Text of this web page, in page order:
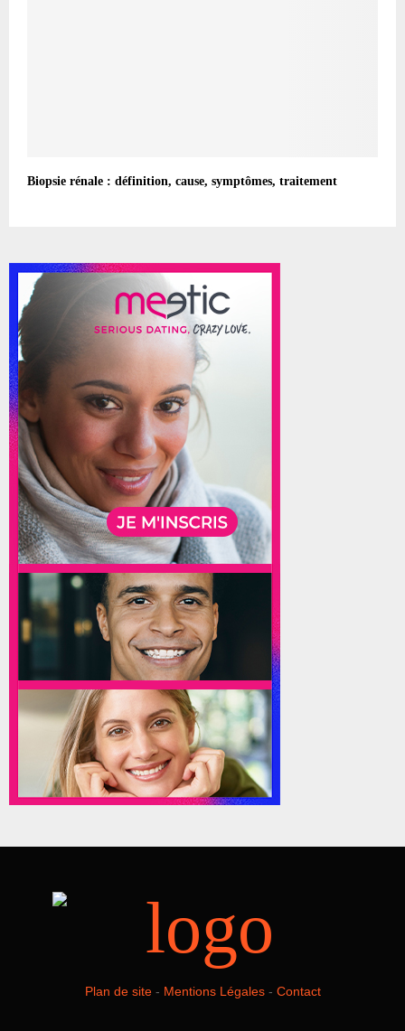
Biopsie rénale : définition, cause, symptômes, traitement
Plan de site- Mentions Légales- Contact